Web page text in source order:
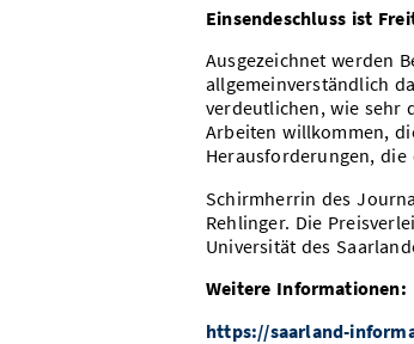
Einsendeschluss ist
Ausgezeichnet werden
allgemeinverständlich
verdeutlichen, wie sehr
Arbeiten willkommen,
Herausforderungen,
Schirmherrin des
Rehlinger. Die
Universität des
Weitere Informationen:
https://saarland-